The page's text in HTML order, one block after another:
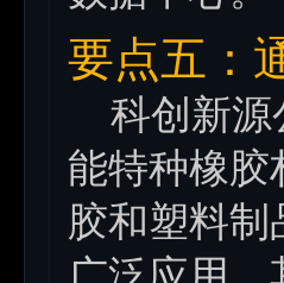
要点五：
科创新源
能特种橡胶
胶和塑料